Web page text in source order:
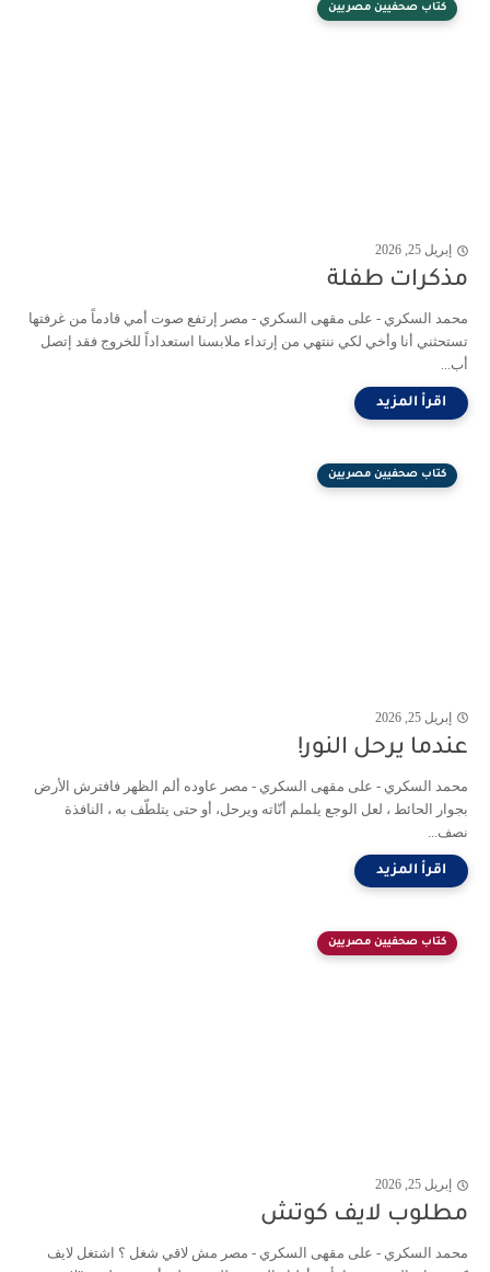
كتاب صحفيين مصريين
إبريل 25, 2026
مذكرات طفلة
محمد السكري - على مقهى السكري - مصر إرتفع صوت أمي قادماً من غرفتها
تستحثني أنا وأخي لكي ننتهي من إرتداء ملابسنا استعداداً للخروج فقد إتصل
أب...
كتاب صحفيين مصريين
إبريل 25, 2026
عندما يرحل النور!
محمد السكري - على مقهى السكري - مصر عاوده ألم الظهر فافترش الأرض
بجوار الحائط ، لعل الوجع يلملم أنّاته ويرحل، أو حتى يتلطّف به ، النافذة
نصف...
كتاب صحفيين مصريين
إبريل 25, 2026
مطلوب لايف كوتش
محمد السكري - على مقهى السكري - مصر مش لاقي شغل ؟ اشتغل لايف